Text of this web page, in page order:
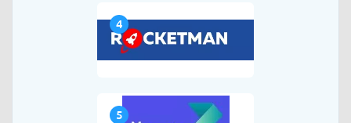
4
5